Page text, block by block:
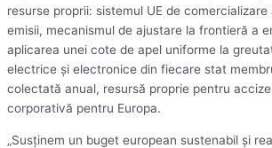
resurse proprii: sistemul UE de
emisii, mecanismul de ajustare la frontieră a
aplicarea unei cote de apel uniforme la
electrice şi electronice din fiecare stat
colectată anual, resursă proprie pentru
corporativă pentru Europa.
„Susţinem un buget european sustenabil şi